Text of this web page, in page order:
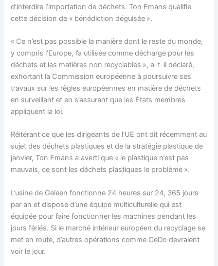
d’interdire l’importation de déchets. Ton Emans qualifie
cette décision de « bénédiction déguisée ».
« Ce n’est pas possible la manière dont le reste du monde,
y compris l’Europe, l’a utilisée comme décharge pour les
déchets et les matières non recyclables », a-t-il déclaré,
exhortant la Commission européenne à poursuivre ses
travaux sur les règles européennes en matière de déchets
en surveillant et en s’assurant que les États membres
appliquent la loi.
Réitérant ce que les dirigeants de l’UE ont dit récemment au
sujet des déchets plastiques et de la stratégie plastique de
janvier, Ton Emans a averti que « le plastique n’est pas
mauvais, ce sont les déchets plastiques le problème ».
L’usine de Geleen fonctionne 24 heures sur 24, 365 jours
par an et dispose d’une équipe multiculturelle qui est
équipée pour faire fonctionner les machines pendant les
jours fériés. Si le marché intérieur européen du recyclage se
met en route, d’autres opérations comme CeDo devraient
voir le jour.